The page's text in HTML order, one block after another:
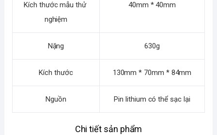
Kích thước mẫu thử
nghiệm
40mm * 40mm
Nặng 630g
Kích thước 130mm * 70mm * 84mm
Nguồn Pin lithium có thể sạc lại
Chi tiết sản phẩm